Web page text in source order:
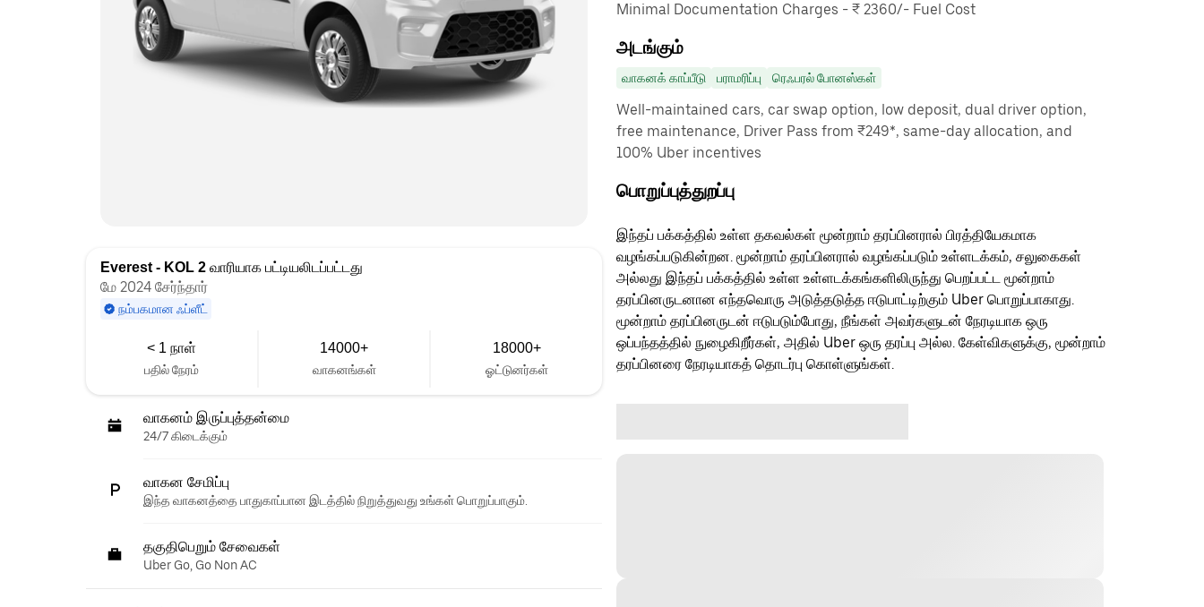
Everest - KOL 2 வாரியாக பட்டியலிடப்பட்டது
மே 2024 சேர்ந்தார்
நம்பகமான ஃப்ளீட்
< 1 நாள்
பதில் நேரம்
14000+
வாகனங்கள்
18000+
ஓட்டுனர்கள்
வாகனம் இருப்புத்தன்மை
24/7 கிடைக்கும்
வாகன சேமிப்பு
இந்த வாகனத்தை பாதுகாப்பான இடத்தில் நிறுத்துவது உங்கள் பொறுப்பாகும்.
தகுதிபெறும் சேவைகள்
Uber Go, Go Non AC
Minimal Documentation Charges - ₹ 2360/- Fuel Cost
அடங்கும்
வாகனக் காப்பீடு பராமரிப்பு ரெஃபரல் போனஸ்கள்
Well-maintained cars, car swap option, low deposit, dual driver option,
free maintenance, Driver Pass from ₹249*, same-day allocation, and
100% Uber incentives
பொறுப்புத்துறப்பு
இந்தப் பக்கத்தில் உள்ள தகவல்கள் மூன்றாம் தரப்பினரால் பிரத்தியேகமாக
வழங்கப்படுகின்றன. மூன்றாம் தரப்பினரால் வழங்கப்படும் உள்ளடக்கம், சலுகைகள்
அல்லது இந்தப் பக்கத்தில் உள்ள உள்ளடக்கங்களிலிருந்து பெறப்பட்ட மூன்றாம்
தரப்பினருடனான எந்தவொரு அடுத்தடுத்த ஈடுபாட்டிற்கும் Uber பொறுப்பாகாது.
மூன்றாம் தரப்பினருடன் ஈடுபடும்போது, நீங்கள் அவர்களுடன் நேரடியாக ஒரு
ஒப்பந்தத்தில் நுழைகிறீர்கள், அதில் Uber ஒரு தரப்பு அல்ல. கேள்விகளுக்கு, மூன்றாம்
தரப்பினரை நேரடியாகத் தொடர்பு கொள்ளுங்கள்.